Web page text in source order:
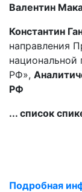
Валентин
Константин
направления
РФ»,
РФ
... список
Подробная